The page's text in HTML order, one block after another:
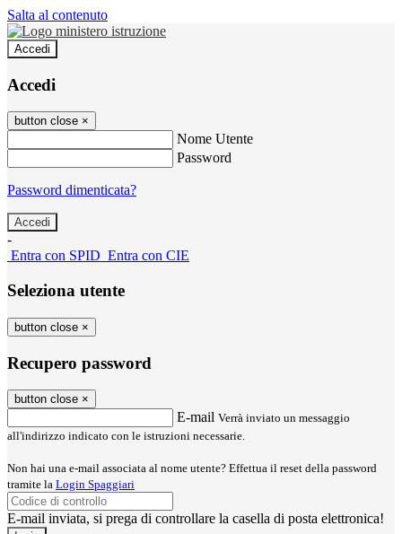
Salta al contenuto
Accedi
Accedi
button close ×
Nome Utente
Password
Password dimenticata?
-
Entra con SPID Entra con CIE
Seleziona utente
button close ×
Recupero password
button close ×
E-mail Verrà inviato un messaggio
all'indirizzo indicato con le istruzioni necessarie.
Non hai una e-mail associata al nome utente? Effettua il reset della password
tramite la Login Spaggiari
E-mail inviata, si prega di controllare la casella di posta elettronica!